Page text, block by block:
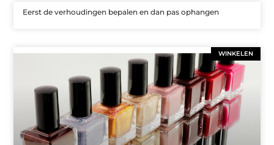
Eerst de verhoudingen bepalen en dan pas ophangen
WINKELEN